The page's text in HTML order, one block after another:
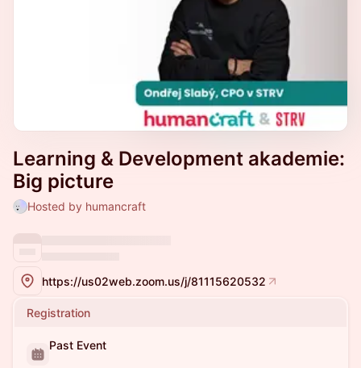
Learning & Development akademie:
Big picture
Hosted by humancraft
https://us02web.zoom.us/j/81115620532
Registration
Past Event